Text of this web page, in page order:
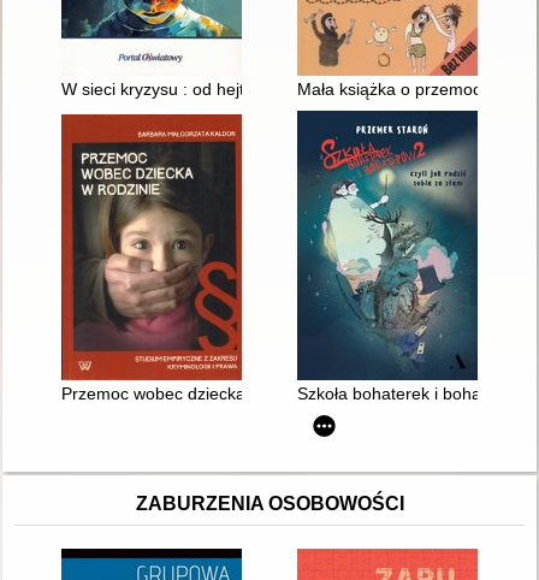
W sieci kryzysu : od hejtu do samobójstw - jak szkoła może
Mała książka o przemocy
Przemoc wobec dziecka w rodzinie : studium empiryczne z
Szkoła bohaterek i bohaterów
ZABURZENIA OSOBOWOŚCI